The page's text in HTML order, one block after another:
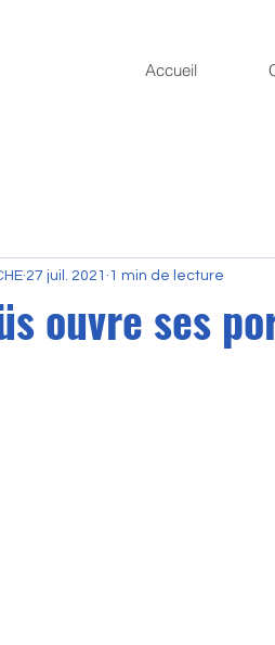
Accueil
ouvre ses
27 juil. 2021 1 min de lecture